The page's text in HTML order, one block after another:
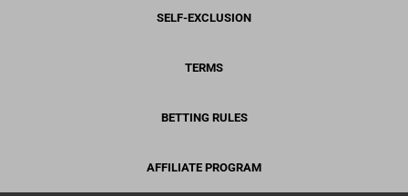
SELF-EXCLUSION
TERMS
BETTING RULES
AFFILIATE PROGRAM